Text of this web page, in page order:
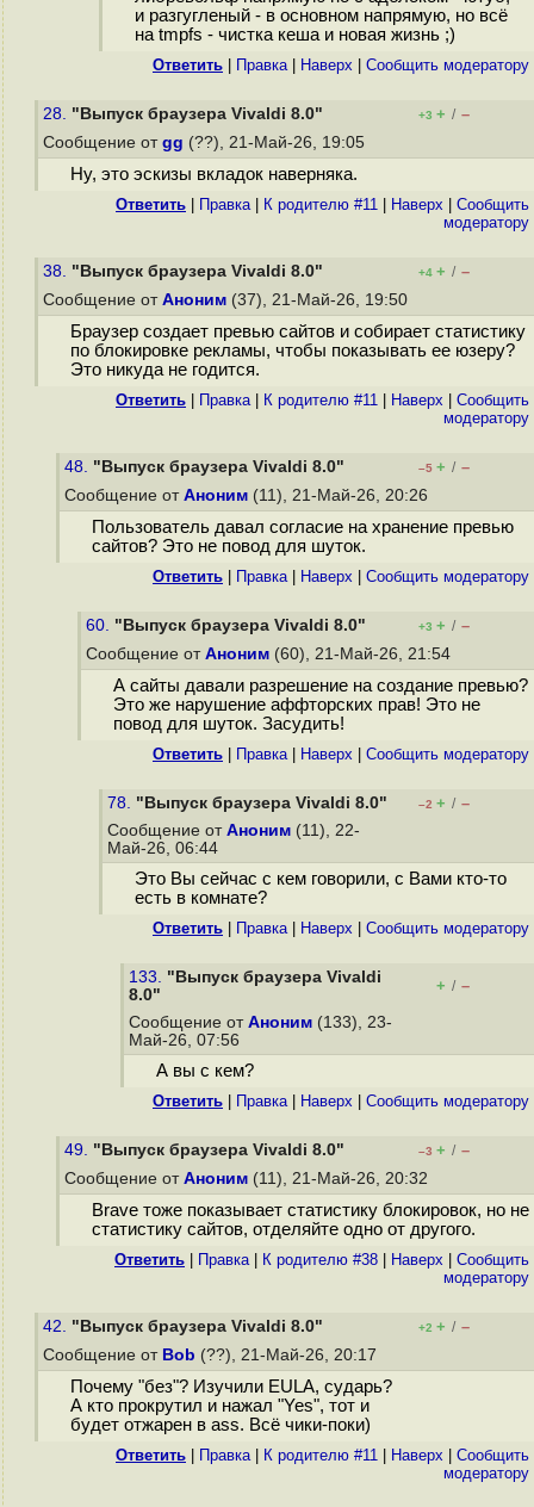
и разгугленый - в основном напрямую, но всё
на tmpfs - чистка кеша и новая жизнь ;)
Ответить Правка| Наверх Cообщить модератору
28. "Выпуск браузера Vivaldi 8.0" +3 + / –
Сообщение от gg (??), 21-Май-26, 19:05
Ну, это эскизы вкладок наверняка.
Ответить Правка| К родителю #11 Наверх
Cообщить
модератору
38. "Выпуск браузера Vivaldi 8.0" +4 + / –
Сообщение от Аноним (37), 21-Май-26, 19:50
Браузер создает превью сайтов и собирает статистику
по блокировке рекламы, чтобы показывать ее юзеру?
Это никуда не годится.
Ответить Правка| К родителю #11 Наверх
Cообщить
модератору
48. "Выпуск браузера Vivaldi 8.0" –5 + / –
Сообщение от Аноним (11), 21-Май-26, 20:26
Пользователь давал согласие на хранение превью
сайтов? Это не повод для шуток.
Ответить Правка| Наверх Cообщить модератору
60. "Выпуск браузера Vivaldi 8.0" +3 + / –
Сообщение от Аноним (60), 21-Май-26, 21:54
А сайты давали разрешение на создание превью?
Это же нарушение аффторских прав! Это не
повод для шуток. Засудить!
Ответить Правка| Наверх Cообщить модератору
78. "Выпуск браузера Vivaldi 8.0" –2 + / –
Сообщение от Аноним (11), 22-
Май-26, 06:44
Это Вы сейчас с кем говорили, с Вами кто-то
есть в комнате?
Ответить Правка| Наверх Cообщить модератору
133. "Выпуск браузера Vivaldi
8.0"
+ / –
Сообщение от Аноним (133), 23-
Май-26, 07:56
А вы с кем?
Ответить Правка| Наверх Cообщить модератору
49. "Выпуск браузера Vivaldi 8.0" –3 + / –
Сообщение от Аноним (11), 21-Май-26, 20:32
Brave тоже показывает статистику блокировок, но не
статистику сайтов, отделяйте одно от другого.
Ответить Правка| К родителю #38 Наверх
Cообщить
модератору
42. "Выпуск браузера Vivaldi 8.0" +2 + / –
Сообщение от Bob (??), 21-Май-26, 20:17
Почему "без"? Изучили EULA, сударь?
А кто прокрутил и нажал "Yes", тот и
будет отжарен в ass. Всё чики-поки)
Ответить Правка| К родителю #11 Наверх
Cообщить
модератору